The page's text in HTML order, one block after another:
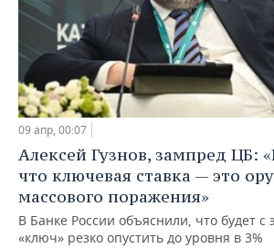
09 апр, 00:07
Алексей Гузнов, зампред ЦБ:
что ключевая ставка — это
массового поражения»
В Банке России объяснили, что будет с
«ключ» резко опустить до уровня в 3%